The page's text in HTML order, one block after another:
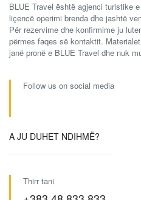
BLUE Travel është agjenci turistike
liçencë operimi brenda dhe jashtë
Për rezervime dhe konfirmime ju
përmes faqes së kontaktit.
janë pronë e BLUE Travel dhe nuk
Follow us on social media
A JU DUHET NDIHMË?
Thirr tani